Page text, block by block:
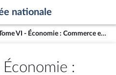
nationale
Tome VI - Économie : Commerce extérieur et diplomatie économique
: